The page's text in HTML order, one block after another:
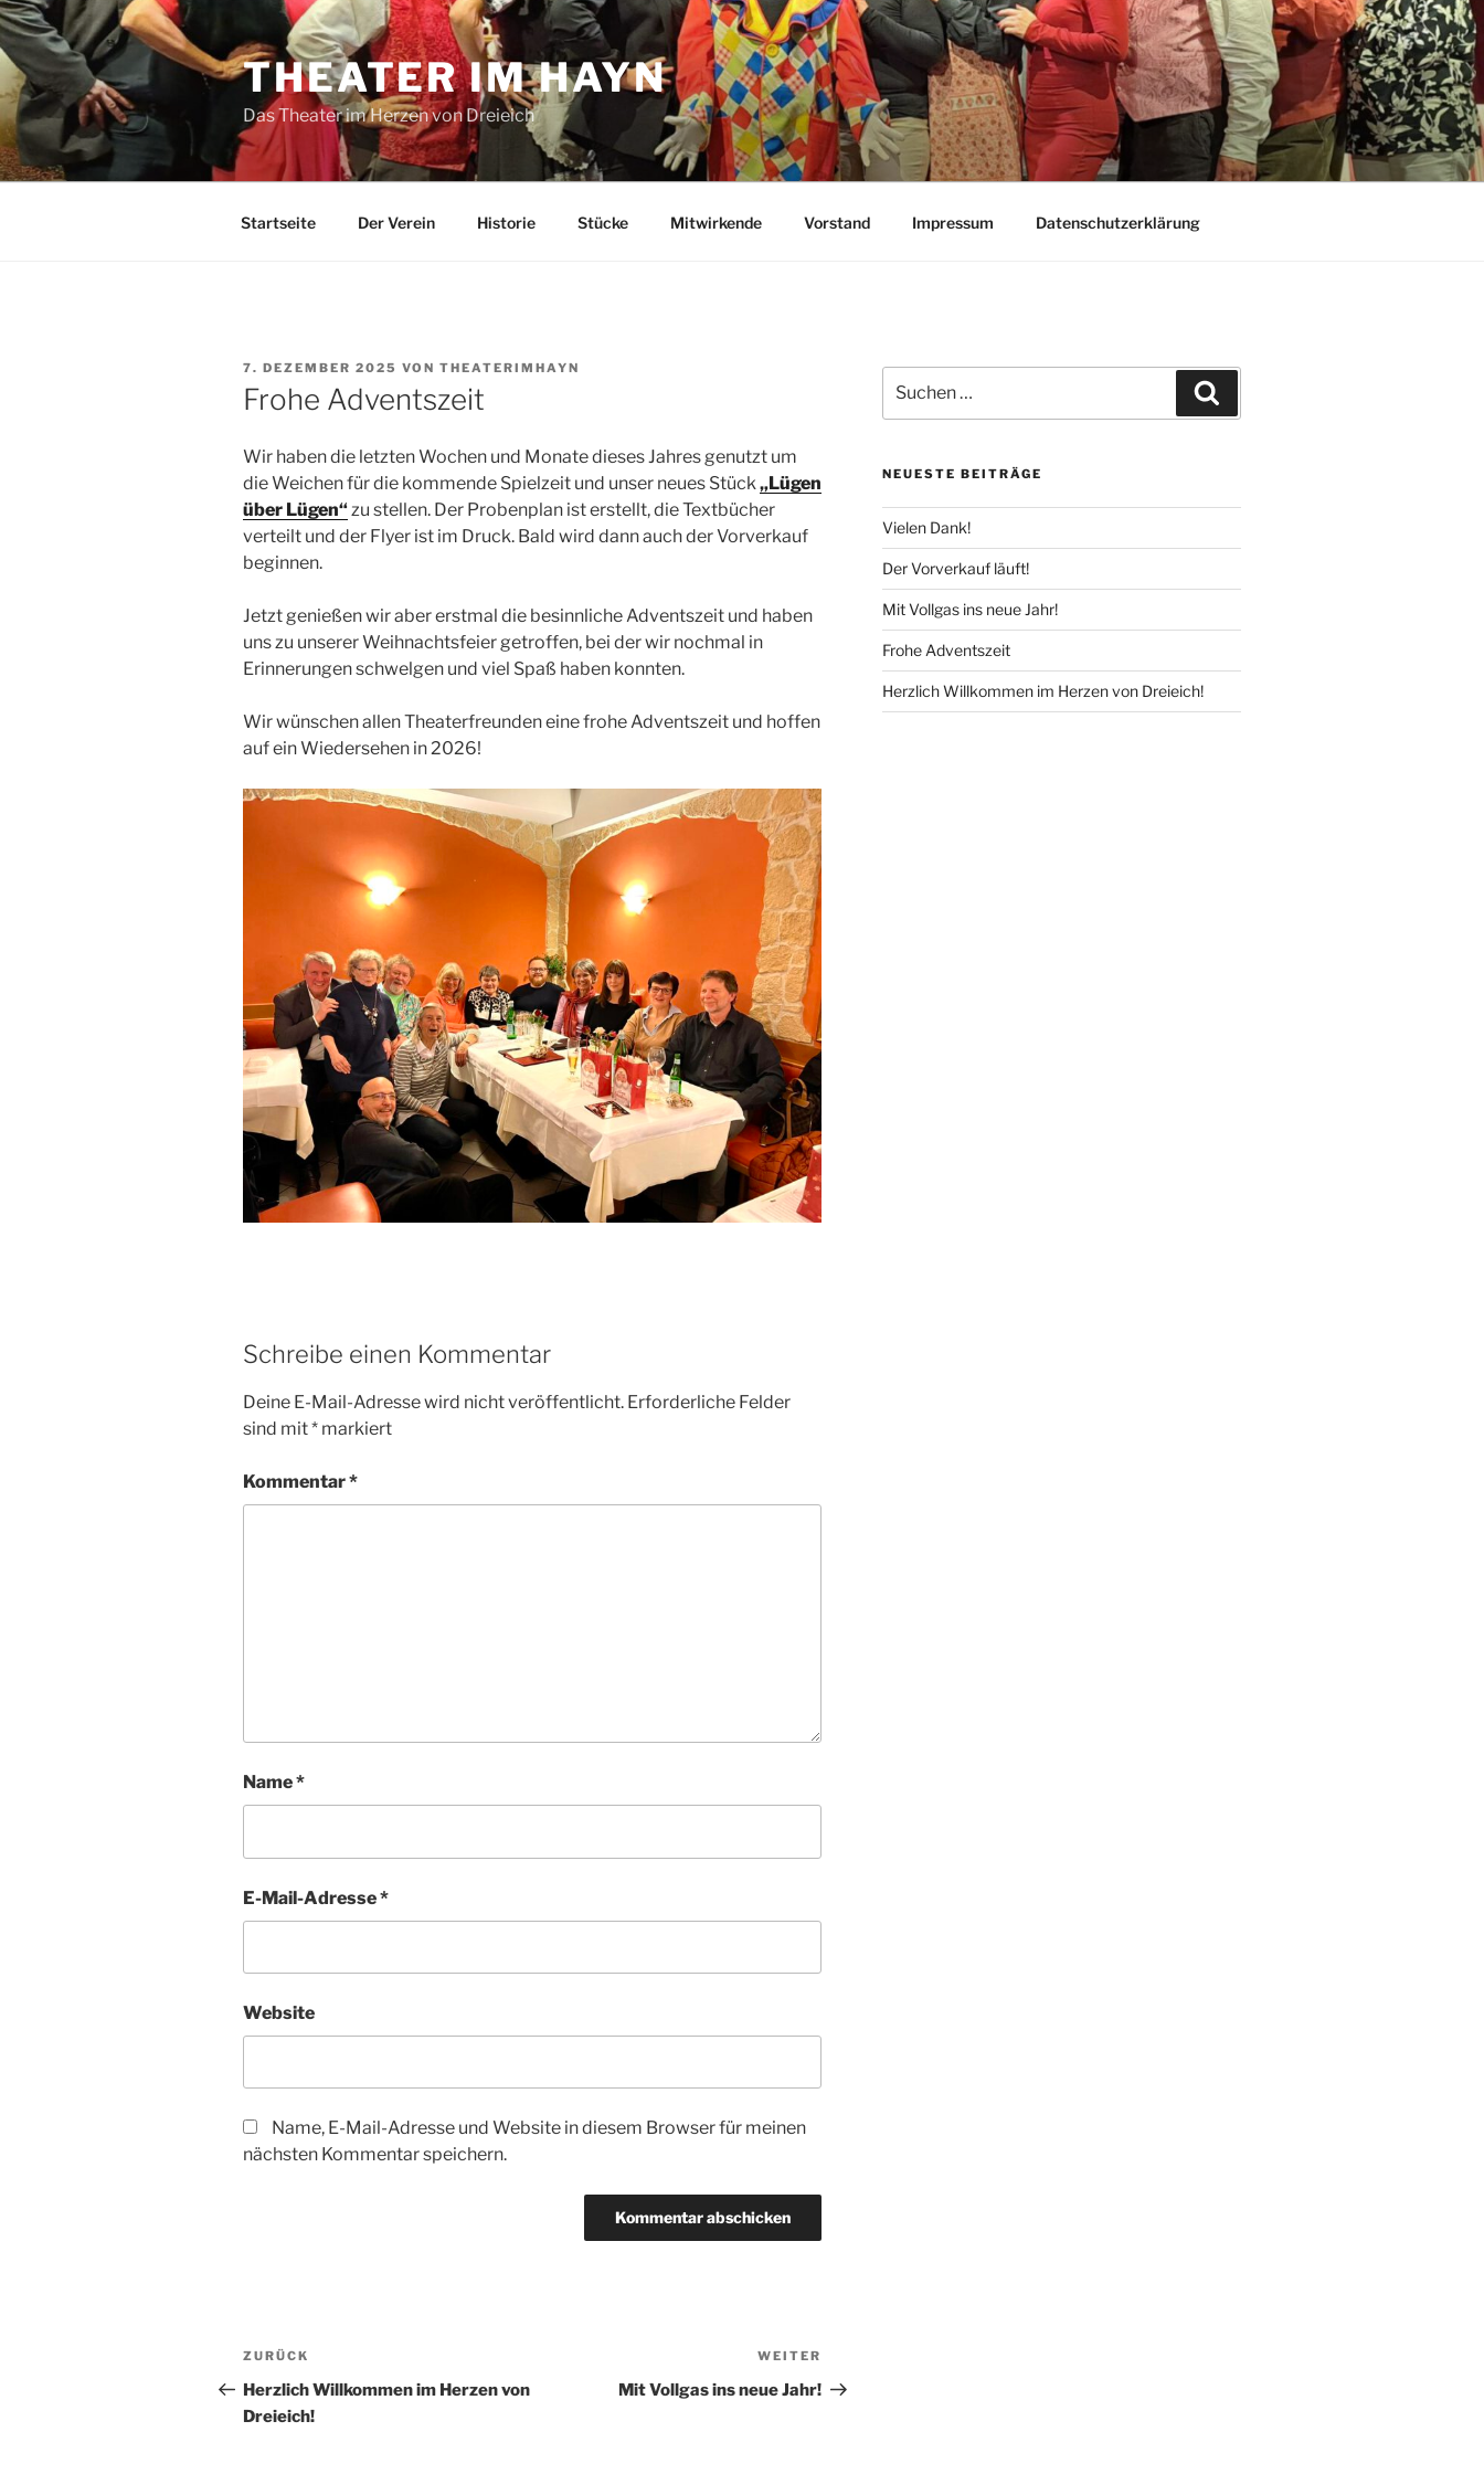
Zum
Inhalt
springen
THEATER IM HAYN
Das Theater im Herzen von Dreieich
Startseite Der Verein Historie Stücke Mitwirkende Vorstand Impressum Datenschutzerklärung
VERÖFFENTLICHT
AM
7. DEZEMBER 2025 VON THEATERIMHAYN
Frohe Adventszeit
Wir haben die letzten Wochen und Monate dieses Jahres genutzt um
die Weichen für die kommende Spielzeit und unser neues Stück„Lügen
über Lügen“zu stellen. Der Probenplan ist erstellt, die Textbücher
verteilt und der Flyer ist im Druck. Bald wird dann auch der Vorverkauf
beginnen.
Jetzt genießen wir aber erstmal die besinnliche Adventszeit und haben
uns zu unserer Weihnachtsfeier getroffen, bei der wir nochmal in
Erinnerungen schwelgen und viel Spaß haben konnten.
Wir wünschen allen Theaterfreunden eine frohe Adventszeit und hoffen
auf ein Wiedersehen in 2026!
Schreibe einen Kommentar
Deine E-Mail-Adresse wird nicht veröffentlicht. Erforderliche Felder
sind mit* markiert
Kommentar*
Name*
E-Mail-Adresse*
Website
Name, E-Mail-Adresse und Website in diesem Browser für meinen
nächsten Kommentar speichern.
Beitragsnavigation
Vorheriger
Beitrag
ZURÜCK
Herzlich Willkommen im Herzen von
Dreieich!
Beitrag
WEITER
Mit Vollgas ins neue Jahr!
nach:
NEUESTE BEITRÄGE
Vielen Dank!
Der Vorverkauf läuft!
Mit Vollgas ins neue Jahr!
Frohe Adventszeit
Herzlich Willkommen im Herzen von Dreieich!